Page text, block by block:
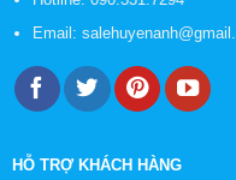
Email:
HỖ TRỢ KHÁCH HÀNG